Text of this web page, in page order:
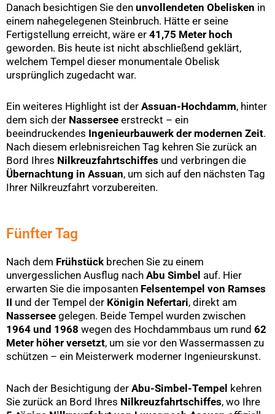
Danach besichtigen Sie den unvollendeten Obelisken in
einem nahegelegenen Steinbruch. Hätte er seine
Fertigstellung erreicht, wäre er 41,75 Meter hoch
geworden. Bis heute ist nicht abschließend geklärt,
welchem Tempel dieser monumentale Obelisk
ursprünglich zugedacht war.
Ein weiteres Highlight ist der Assuan-Hochdamm, hinter
dem sich der Nassersee erstreckt – ein
beeindruckendes Ingenieurbauwerk der modernen Zeit.
Nach diesem erlebnisreichen Tag kehren Sie zurück an
Bord Ihres Nilkreuzfahrtschiffes und verbringen die
Übernachtung in Assuan, um sich auf den nächsten Tag
Ihrer Nilkreuzfahrt vorzubereiten.
Fünfter Tag
Nach dem Frühstück brechen Sie zu einem
unvergesslichen Ausflug nach Abu Simbel auf. Hier
erwarten Sie die imposanten Felsentempel von Ramses
II und der Tempel der Königin Nefertari, direkt am
Nassersee gelegen. Beide Tempel wurden zwischen
1964 und 1968 wegen des Hochdammbaus um rund 62
Meter höher versetzt, um sie vor den Wassermassen zu
schützen – ein Meisterwerk moderner Ingenieurskunst.
Nach der Besichtigung der Abu-Simbel-Tempel kehren
Sie zurück an Bord Ihres Nilkreuzfahrtschiffes, wo Ihre